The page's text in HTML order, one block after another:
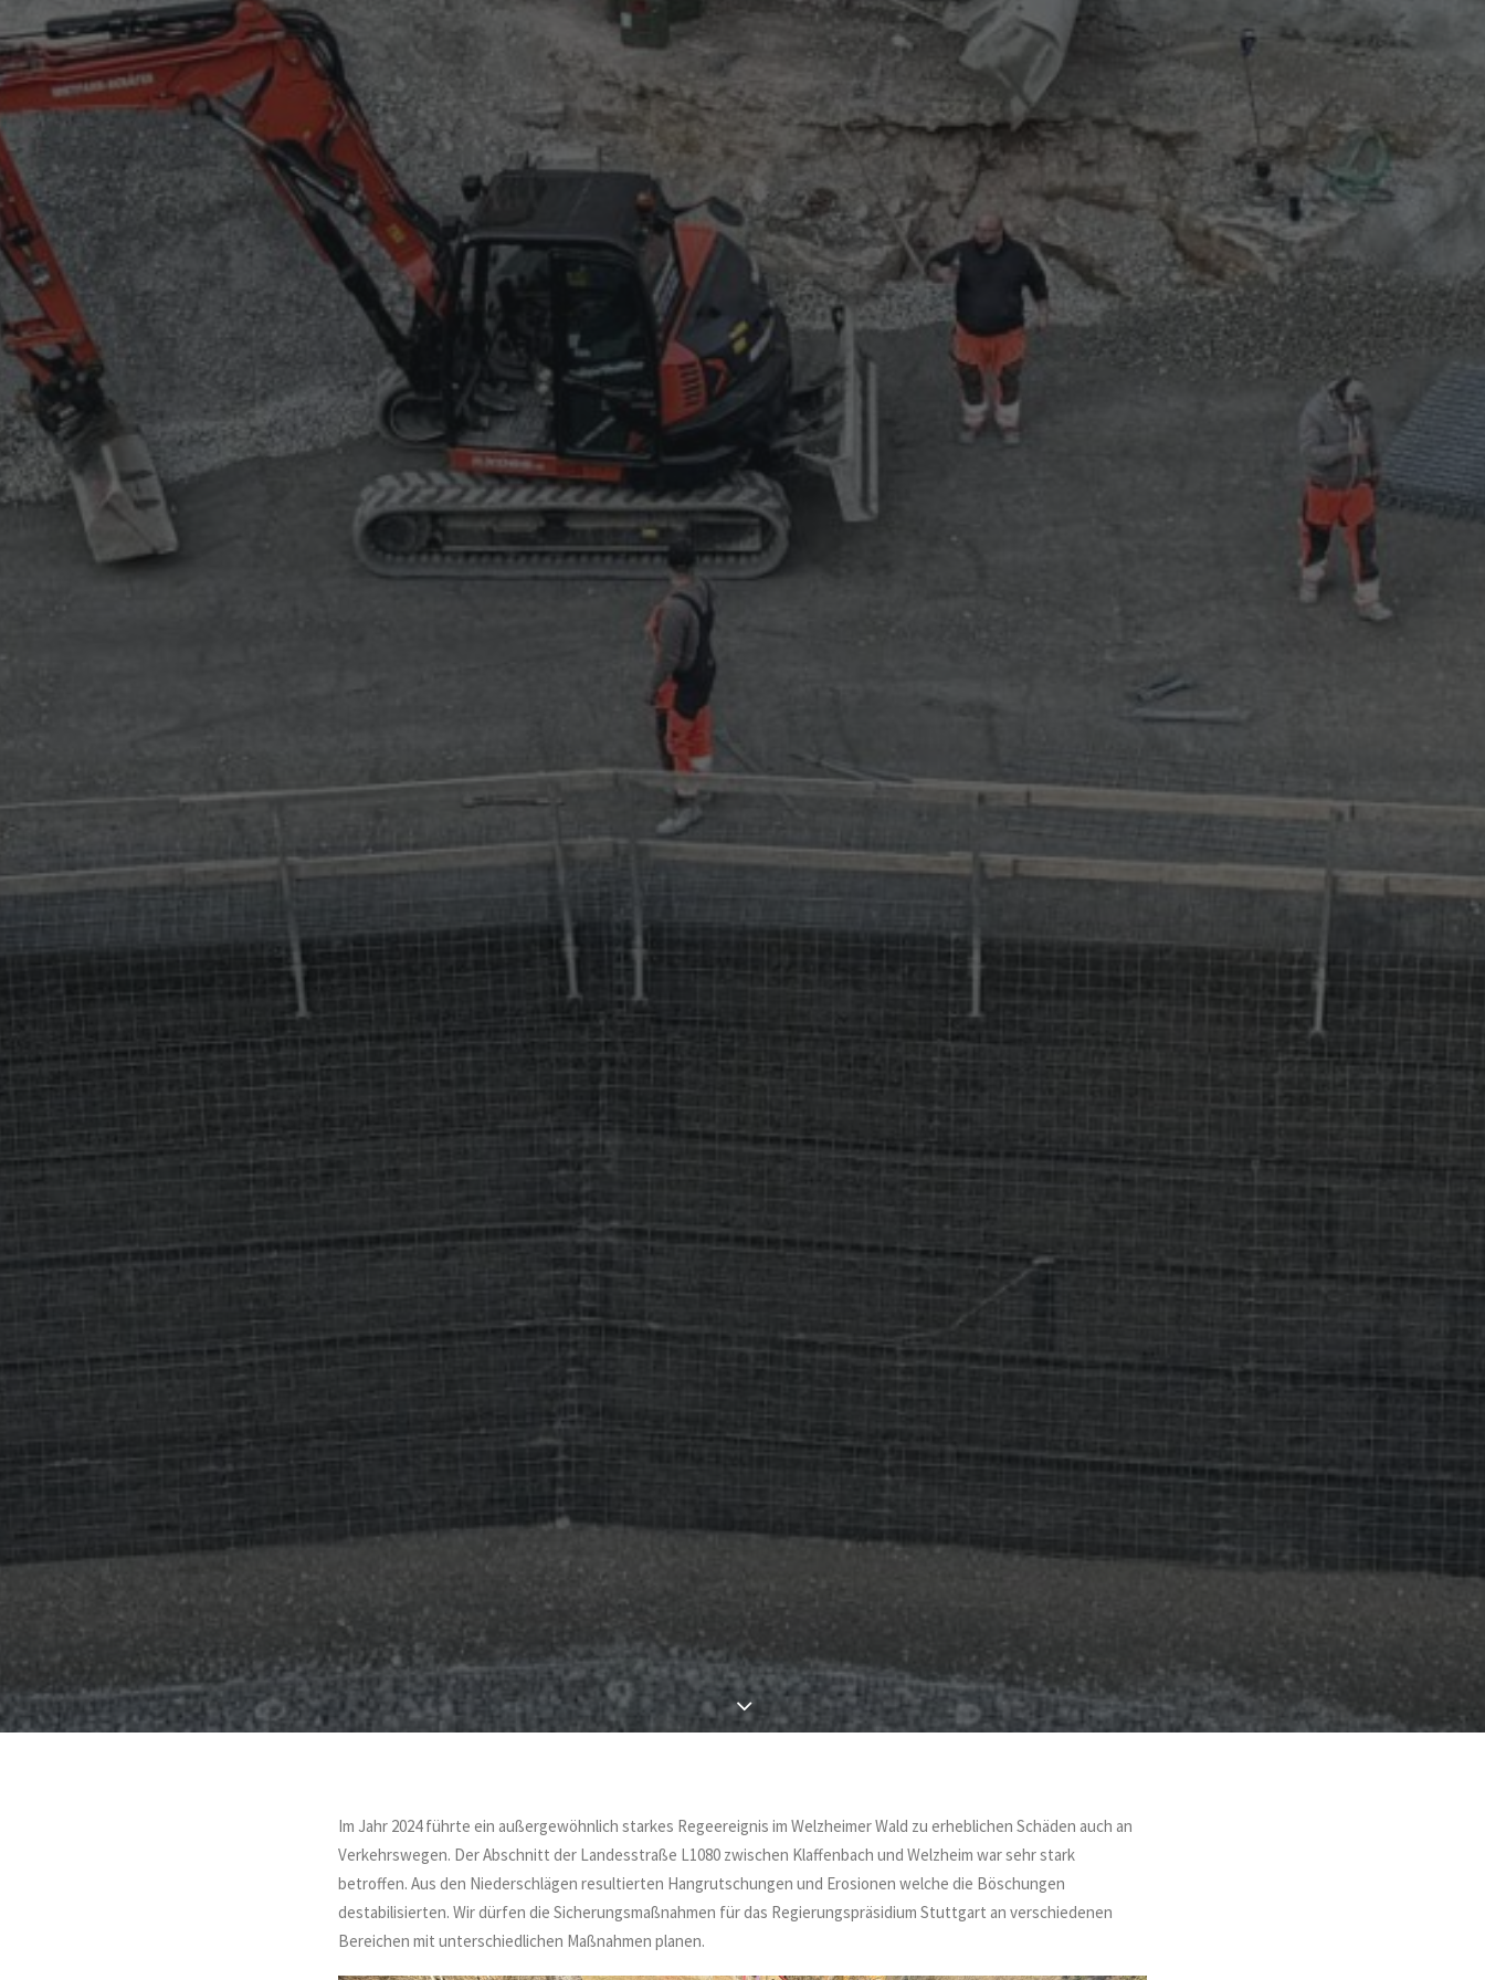
Im Jahr 2024 führte ein außergewöhnlich starkes Regeereignis im Welzheimer Wald zu erheblichen Schäden auch an
Verkehrswegen. Der Abschnitt der Landesstraße L1080 zwischen Klaffenbach und Welzheim war sehr stark
betroffen. Aus den Niederschlägen resultierten Hangrutschungen und Erosionen welche die Böschungen
destabilisierten. Wir dürfen die Sicherungsmaßnahmen für das Regierungspräsidium Stuttgart an verschiedenen
Bereichen mit unterschiedlichen Maßnahmen planen.